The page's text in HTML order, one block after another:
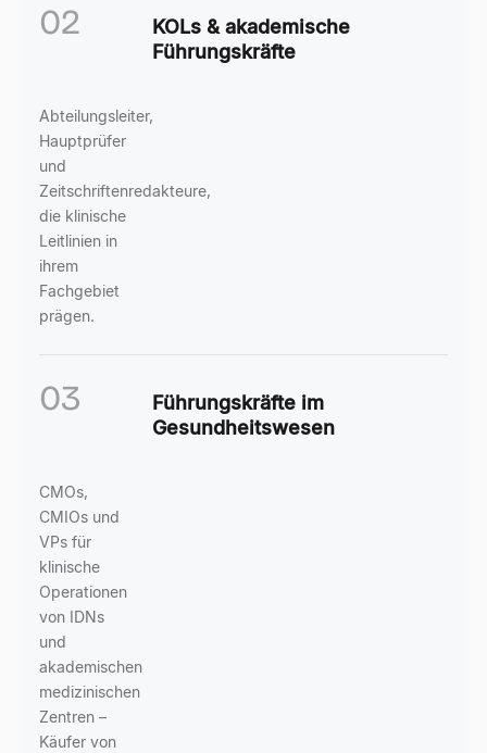
02
KOLs & akademische
Führungskräfte
Abteilungsleiter,
Hauptprüfer
und
Zeitschriftenredakteure,
die klinische
Leitlinien in
ihrem
Fachgebiet
prägen.
03
Führungskräfte im
Gesundheitswesen
CMOs,
CMIOs und
VPs für
klinische
Operationen
von IDNs
und
akademischen
medizinischen
Zentren –
Käufer von